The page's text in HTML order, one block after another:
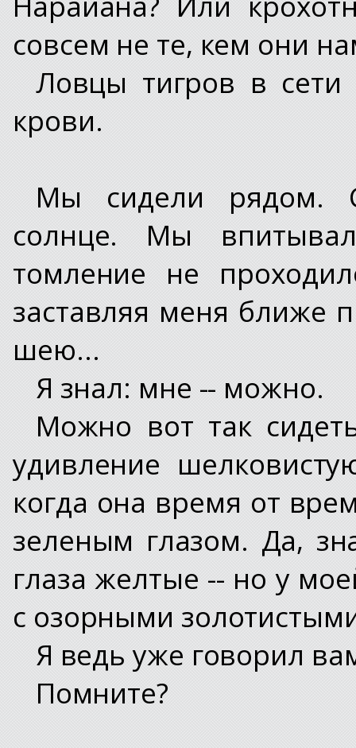
совсем не те, кем они
Ловцы тигров в
крови.
Мы сидели рядом.
солнце. Мы
томление не
заставляя меня ближе
шею...
Я знал: мне -- можно.
Можно вот так
удивление
когда она время от
зеленым глазом. Да,
глаза желтые -- но у
с озорными
Я ведь уже говорил
Помните?